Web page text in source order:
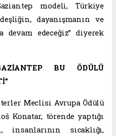
modeli, Türkiye
dayanışmanın ve
edeceğiz” diyerek
BU ÖDÜLÜ
Meclisi Avrupa Ödülü
Konatar, törende yaptığı
insanlarının sıcaklığı,